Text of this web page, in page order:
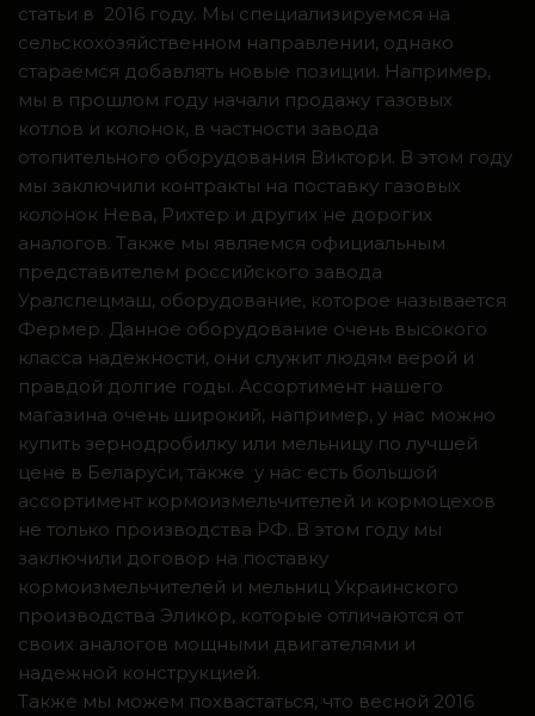
статьи в 2016 году. Мы специализируемся на
сельскохозяйственном направлении, однако
стараемся добавлять новые позиции. Например,
мы в прошлом году начали продажу газовых
котлов и колонок, в частности завода
отопительного оборудования Виктори. В этом году
мы заключили контракты на поставку газовых
колонок Нева, Рихтер и других не дорогих
аналогов. Также мы являемся официальным
представителем российского завода
Уралспецмаш, оборудование, которое называется
Фермер. Данное оборудование очень высокого
класса надежности, они служит людям верой и
правдой долгие годы. Ассортимент нашего
магазина очень широкий, например, у нас можно
купить зернодробилку или мельницу по лучшей
цене в Беларуси, также у нас есть большой
ассортимент кормоизмельчителей и кормоцехов
не только производства РФ. В этом году мы
заключили договор на поставку
кормоизмельчителей и мельниц Украинского
производства Эликор, которые отличаются от
своих аналогов мощными двигателями и
надежной конструкцией.
Также мы можем похвастаться, что весной 2016